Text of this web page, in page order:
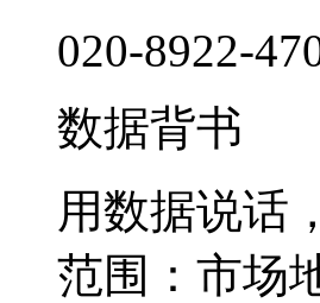
020-8922-
数据背书
用数据说话
范围：市场